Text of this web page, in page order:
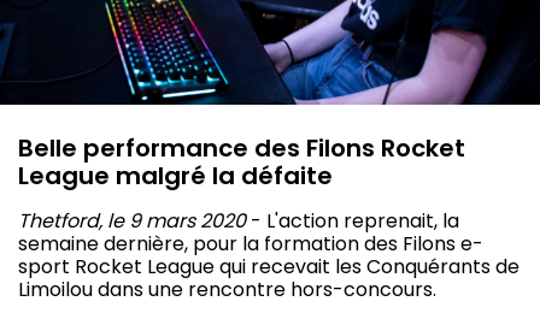
Belle performance des Filons Rocket
League malgré la défaite
Thetford, le 9 mars 2020- L'action reprenait, la
semaine dernière, pour la formation des Filons e-
sport Rocket League qui recevait les Conquérants de
Limoilou dans une rencontre hors-concours.